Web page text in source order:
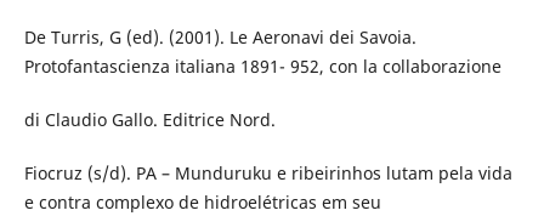
De Turris, G (ed). (2001). Le Aeronavi dei Savoia.
Protofantascienza italiana 1891- 952, con la collaborazione
di Claudio Gallo. Editrice Nord.
Fiocruz (s/d). PA – Munduruku e ribeirinhos lutam pela vida
e contra complexo de hidroelétricas em seu